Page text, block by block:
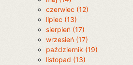
czerwiec (12)
lipiec (13)
sierpień (17)
wrzesień (17)
październik (19)
listopad (13)